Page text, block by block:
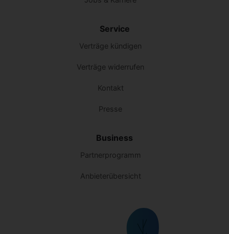
Service
Verträge kündigen
Verträge widerrufen
Kontakt
Presse
Business
Partnerprogramm
Anbieterübersicht